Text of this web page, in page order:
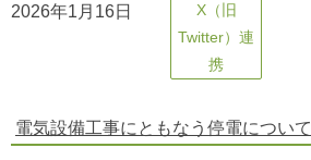
2026年1月16日
X（旧
Twitter）連
携
電気設備工事にともなう停電について